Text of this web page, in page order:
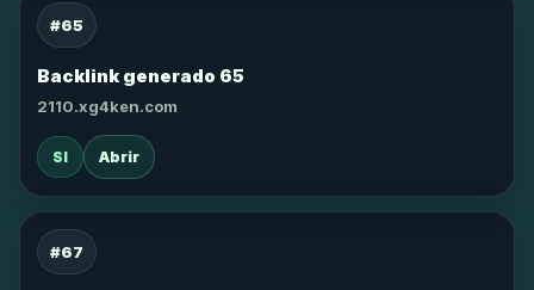
#65
Backlink generado 65
2110.xg4ken.com
SI Abrir
#67